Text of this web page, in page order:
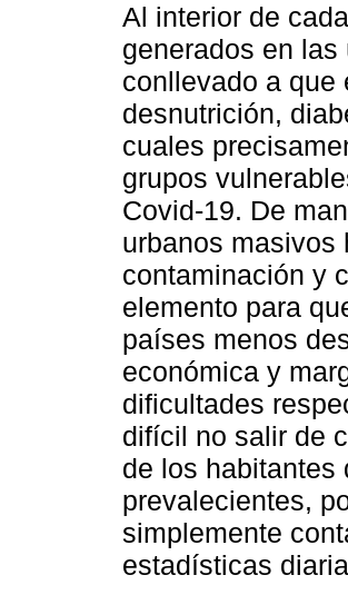
Al interior de
generados en
conllevado a que
desnutrición,
cuales
grupos
Covid-19. De
urbanos masivos
contaminación y
elemento para
países menos
económica y
dificultades
difícil no salir de
de los habitantes
prevalecientes,
simplemente
estadísticas